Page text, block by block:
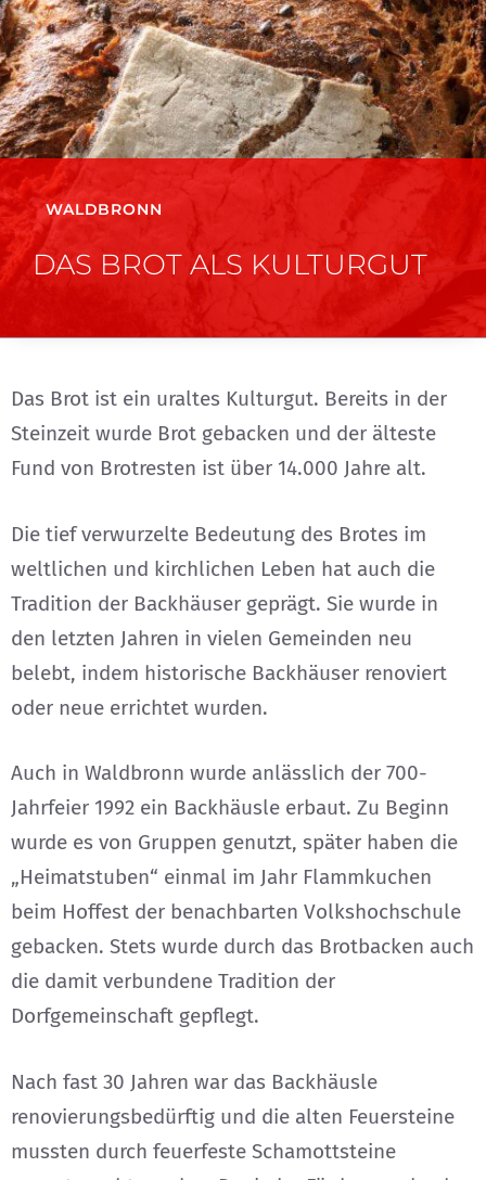
WALDBRONN
DAS BROT ALS KULTURGUT
Das Brot ist ein uraltes Kulturgut. Bereits in der
Steinzeit wurde Brot gebacken und der älteste
Fund von Brotresten ist über 14.000 Jahre alt.
Die tief verwurzelte Bedeutung des Brotes im
weltlichen und kirchlichen Leben hat auch die
Tradition der Backhäuser geprägt. Sie wurde in
den letzten Jahren in vielen Gemeinden neu
belebt, indem historische Backhäuser renoviert
oder neue errichtet wurden.
Auch in Waldbronn wurde anlässlich der 700-
Jahrfeier 1992 ein Backhäusle erbaut. Zu Beginn
wurde es von Gruppen genutzt, später haben die
„Heimatstuben“ einmal im Jahr Flammkuchen
beim Hoffest der benachbarten Volkshochschule
gebacken. Stets wurde durch das Brotbacken auch
die damit verbundene Tradition der
Dorfgemeinschaft gepflegt.
Nach fast 30 Jahren war das Backhäusle
renovierungsbedürftig und die alten Feuersteine
mussten durch feuerfeste Schamottsteine